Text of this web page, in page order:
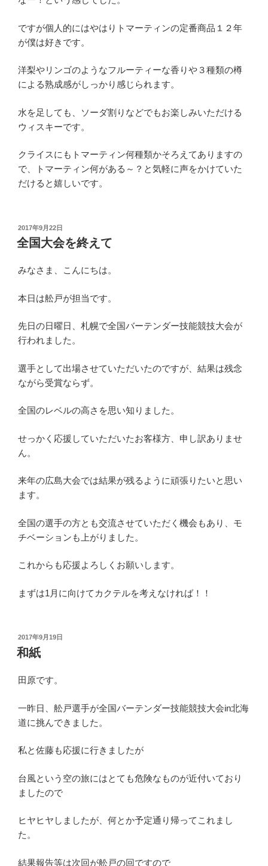
ですが個人的にはやはりトマーティンの定番商品１２年
が僕は好きです。
洋梨やリンゴのようなフルーティーな香りや３種類の樽
による熟成感がしっかり感じられます。
水を足しても、ソーダ割りなどでもお楽しみいただける
ウィスキーです。
クライスにもトマーティン何種類かそろえてありますの
で、トマーティン何がある～？と気軽に声をかけていた
だけると嬉しいです。
投
稿
日:
2017年9月22日
全国大会を終えて
みなさま、こんにちは。
本日は舩戸が担当です。
先日の日曜日、札幌で全国バーテンダー技能競技大会が
行われました。
選手として出場させていただいたのですが、結果は残念
ながら受賞ならず。
全国のレベルの高さを思い知りました。
せっかく応援していただいたお客様方、申し訳ありませ
ん。
来年の広島大会では結果が残るように頑張りたいと思い
ます。
全国の選手の方とも交流させていただく機会もあり、モ
チベーションも上がりました。
これからも応援よろしくお願いします。
まずは1月に向けてカクテルを考えなければ！！
投
稿
日:
2017年9月19日
和紙
田原です。
一昨日、舩戸選手が全国バーテンダー技能競技大会in北海
道に挑んできました。
私と佐藤も応援に行きましたが
台風という空の旅にはとても危険なものが近付いており
ましたので
ヒヤヒヤしましたが、何とか予定通り帰ってこれまし
た。
結果報告等は次回が舩戸の回ですので